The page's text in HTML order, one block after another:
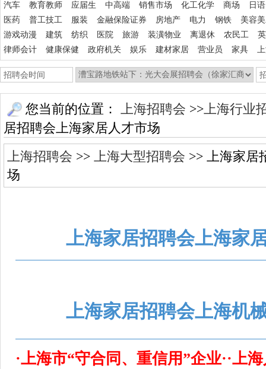
汽车 教育教师 应届生 中高端 销售市场 化工化学 商场
日
医药
普工技工 服装 金融保险证券 房地产 电力 钢铁
美容
游戏动漫
建筑 纺织 医院 旅游 装潢物业 离退休 农民工
律师会计
健康保健 政府机关 娱乐 建材家居 营业员 家具
您当前的位置： 上海招聘会 >>上海行业
居招聘会上海家居人才市场
上海招聘会 >> 上海大型招聘会 >> 上海家居
场
上海家居招聘会上海家
上海家居招聘会上海机
·上海市“守合同、重信用”企业··上